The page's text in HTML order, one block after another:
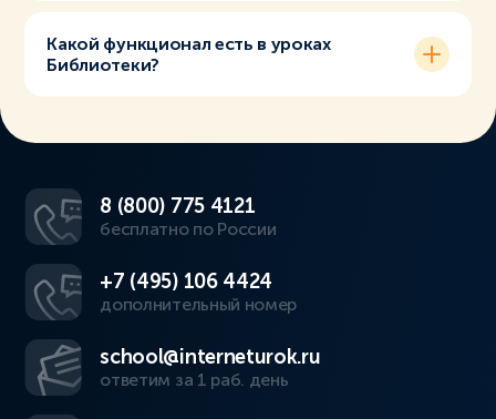
Какой функционал есть в уроках
Библиотеки?
8 (800) 775 4121
бесплатно по России
+7 (495) 106 4424
дополнительный номер
school@interneturok.ru
ответим за 1 раб. день